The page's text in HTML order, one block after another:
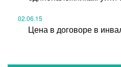
02.06.15
Цена в договоре в